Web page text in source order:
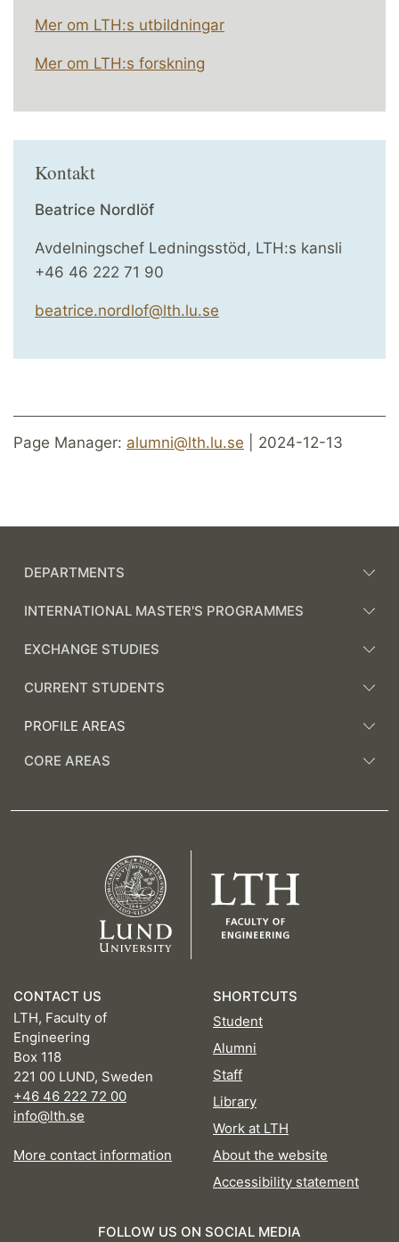
Mer om LTH:s utbildningar
Mer om LTH:s forskning
Kontakt
Beatrice Nordlöf
Avdelningschef Ledningsstöd, LTH:s kansli
+46 46 222 71 90
beatrice.nordlof@lth.lu.se
Page Manager: alumni@lth.lu.se | 2024-12-13
DEPARTMENTS
INTERNATIONAL MASTER'S PROGRAMMES
EXCHANGE STUDIES
CURRENT STUDENTS
PROFILE AREAS
CORE AREAS
CONTACT US
LTH, Faculty of
Engineering
Box 118
221 00 LUND, Sweden
+46 46 222 72 00
info@lth.se
More contact information
SHORTCUTS
Student
Alumni
Staff
Library
Work at LTH
About the website
Accessibility statement
FOLLOW US ON SOCIAL MEDIA